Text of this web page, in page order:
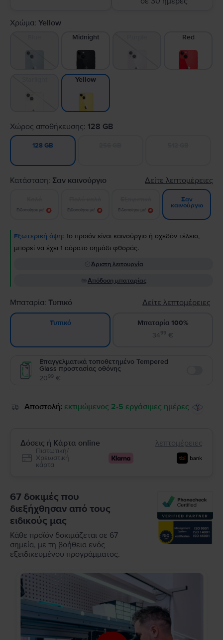
Χρώμα: Yellow
Midnight Red
Yellow
Χώρος αποθήκευσης: 128 GB
128 GB
Κατάσταση: Σαν καινούργιο Δείτε λεπτομέρειες
Ειδοποίησε με! Ειδοποίησε με! Ειδοποίησε με!
Σαν
καινούργιο
Εξωτερική όψη: Το προϊόν είναι καινούργιο ή σχεδόν τέλειο,
μπορεί να έχει 1 αόρατο σημάδι φθοράς.
Άριστη λειτουργία
Απόδοση μπαταρίας
Μπαταρία: Τυπικό Δείτε λεπτομέρειες
Τυπικό
Μπαταρία 100%
3499 €
Επαγγελματικά τοποθετημένο Tempered
Glass προστασίας οθόνης
2099 €
Αποστολή: εκτιμώμενος 2-5 εργάσιμες ημέρες
Δόσεις ή Κάρτα online λεπτομέρειες
Πιστωτική/
Χρεωστική
κάρτα
67 δοκιμές που
διεξήχθησαν από τους
ειδικούς μας
Κάθε προϊόν δοκιμάζεται σε 67
σημεία, με τη βοήθεια ενός
εξειδικευμένου προγράμματος.